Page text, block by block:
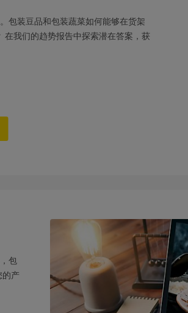
包装豆品和包装蔬菜如何能够在货架
在我们的趋势报告中探索潜在答案，获
包
产